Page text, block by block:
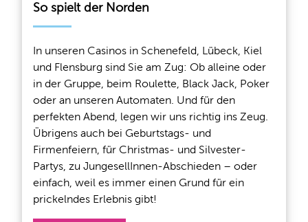
So spielt der Norden
In unseren Casinos in Schenefeld, Lübeck, Kiel
und Flensburg sind Sie am Zug: Ob alleine oder
in der Gruppe, beim Roulette, Black Jack, Poker
oder an unseren Automaten. Und für den
perfekten Abend, legen wir uns richtig ins Zeug.
Übrigens auch bei Geburtstags- und
Firmenfeiern, für Christmas- und Silvester-
Partys, zu JungesellInnen-Abschieden – oder
einfach, weil es immer einen Grund für ein
prickelndes Erlebnis gibt!